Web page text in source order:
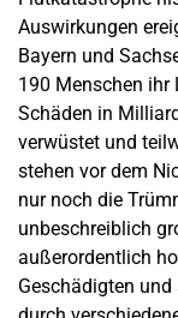
Auswirkungen
Bayern und
190 Menschen ihr
Schäden in
verwüstet und
stehen vor dem
nur noch die
unbeschreiblich
außerordentlich
Geschädigten